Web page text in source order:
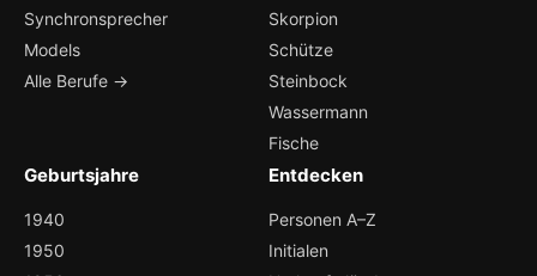
Synchronsprecher
Models
Alle Berufe →
Skorpion
Schütze
Steinbock
Wassermann
Fische
Geburtsjahre
1940
1950
Entdecken
Personen A–Z
Initialen